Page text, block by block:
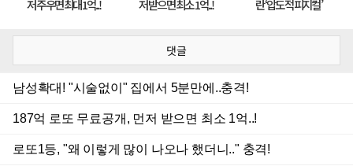
댓글